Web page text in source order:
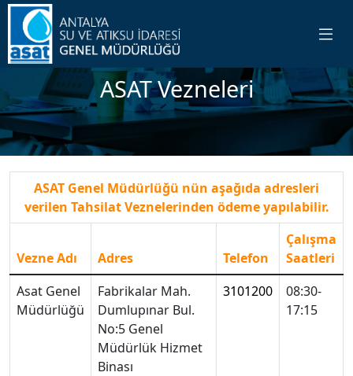
ASAT Vezneleri
ASAT Genel Müdürlüğü nün aşağıda adresleri
verilen Tahsilat Veznelerinden ödeme yapılabilir.
Vezne Adı Adres Telefon
Çalışma
Saatleri
Asat Genel
Müdürlüğü
Fabrikalar Mah.
Dumlupınar Bul.
No:5 Genel
Müdürlük Hizmet
Binası
3101200
08:30-
17:15